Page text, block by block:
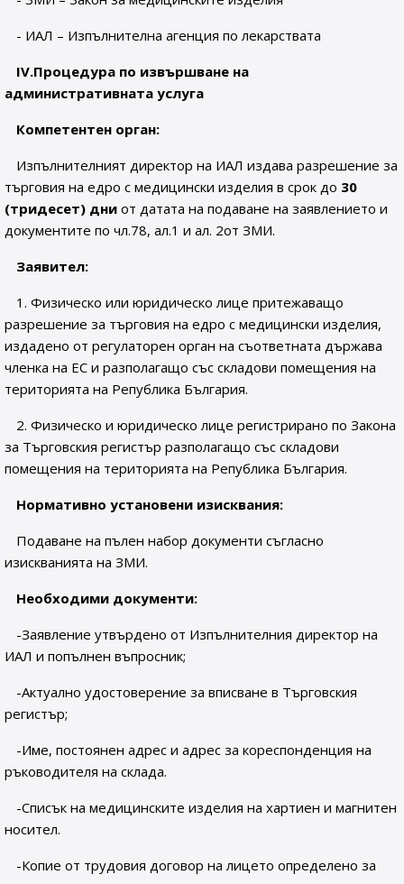
- ИАЛ – Изпълнителна агенция по лекарствата
IV.Процедура по извършване на
административната услуга
Компетентен орган:
Изпълнителният директор на ИАЛ издава разрешение за
търговия на едро с медицински изделия в срок до 30
(тридесет) дни от датата на подаване на заявлението и
документите по чл.78, ал.1 и ал. 2от ЗМИ.
Заявител:
1. Физическо или юридическо лице притежаващо
разрешение за търговия на едро с медицински изделия,
издадено от регулаторен орган на съответната държава
членка на ЕС и разполагащо със складови помещения на
територията на Република България.
2. Физическо и юридическо лице регистрирано по Закона
за Търговския регистър разполагащо със складови
помещения на територията на Република България.
Нормативно установени изисквания:
Подаване на пълен набор документи съгласно
изискванията на ЗМИ.
Необходими документи:
-Заявление утвърдено от Изпълнителния директор на
ИАЛ и попълнен въпросник;
-Актуално удостоверение за вписване в Търговския
регистър;
-Име, постоянен адрес и адрес за кореспонденция на
ръководителя на склада.
-Списък на медицинските изделия на хартиен и магнитен
носител.
-Копие от трудовия договор на лицето определено за